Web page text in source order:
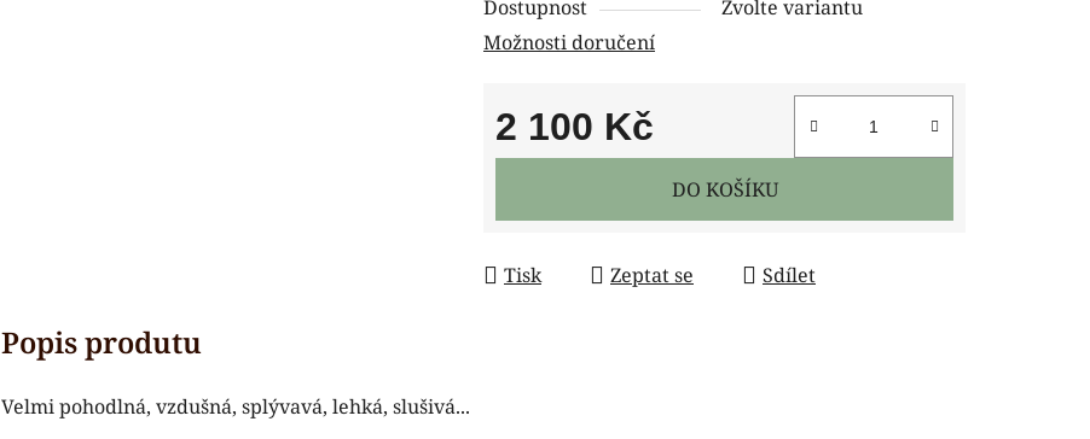
Dostupnost
Zvolte variantu
Možnosti doručení
2 100 Kč
Měrná cena:
DO KOŠÍKU
Tisk Zeptat se Sdílet
Velmi pohodlná, vzdušná, splývavá, lehká, slušivá...